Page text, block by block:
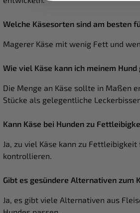
Welche Käsesorten sind am besten
Magerer Käse mit wenig Fett und
Wie viel Käse kann ich meinem Hund
Die Menge an Käse sollte in Maßen
Stücke als gelegentliche
Kann Käse bei Hunden zu
Ja, zu viel Käse kann zu
kontrollieren.
Gibt es gesündere Alternativen zum
Ja, es gibt viele Alternativen aus